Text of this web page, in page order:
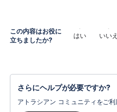
この内容はお役に
立ちましたか?
はい いいえ
さらにヘルプが必要ですか?
アトラシアン コミュニティをご利